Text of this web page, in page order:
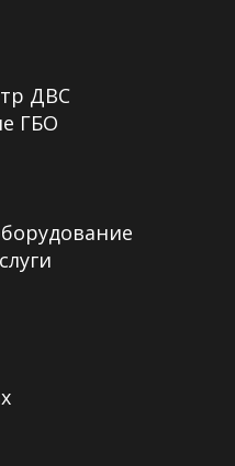
ДВС
ГБО